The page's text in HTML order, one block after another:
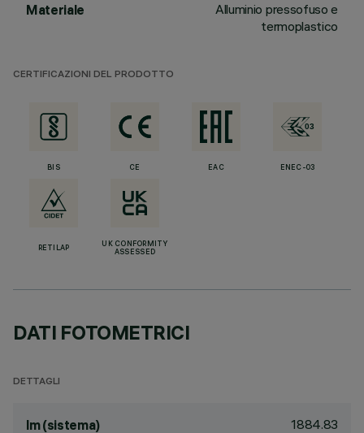
Materiale
Alluminio pressofuso e
termoplastico
CERTIFICAZIONI DEL PRODOTTO
BIS CE EAC ENEC-03
RETILAP
UK CONFORMITY
ASSESSED
DATI FOTOMETRICI
DETTAGLI
lm (sistema) 1884.83